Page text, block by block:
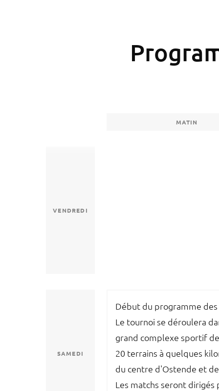
MATIN
VENDREDI
SAMEDI
Début du programme des
Le tournoi se déroulera
grand complexe sportif
20 terrains à quelques
du centre d'Ostende et
Les matchs seront dirigés